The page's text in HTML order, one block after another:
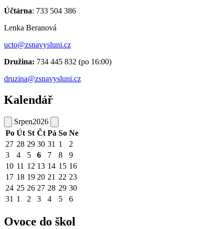
Účtárna: 733 504 386
Lenka Beranová
ucto@zsnavysluni.cz
Družina: 734 445 832 (po 16:00)
druzina@zsnavysluni.cz
Kalendář
Srpen2026
Po Út St Čt Pá So Ne
27 28 29 30 31 1
2
3
4 5 6 7 8
9
10 11 12 13 14 15 16
17 18 19 20 21 22 23
24 25 26 27 28 29 30
31 1 2 3 4 5 6
Ovoce do škol